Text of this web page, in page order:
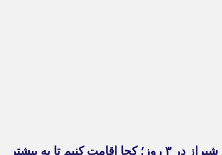
شیراز در ۳ روز؛ کجا اقامت کنیم تا به بیشتر